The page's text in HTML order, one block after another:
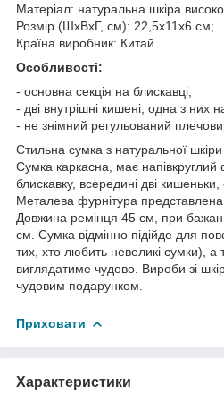
Матеріал: натуральна шкіра
Розмір (ШхВхГ, см): 22,5х11х6 см;
Країна виробник: Китай.
Особливості:
- основна секція на блискавці;
- дві внутрішні кишені, одна з них
- не знімний регульований
Стильна сумка з натуральної
Сумка каркасна, має напівкруглий
блискавку, всередині дві
Металева фурнітура представлена
Довжина ремінця 45 см, при
см. Сумка відмінно підійде для
тих, хто любить невеликі сумки), а
виглядатиме чудово. Вироби зі
чудовим подарунком.
Приховати
Характеристики